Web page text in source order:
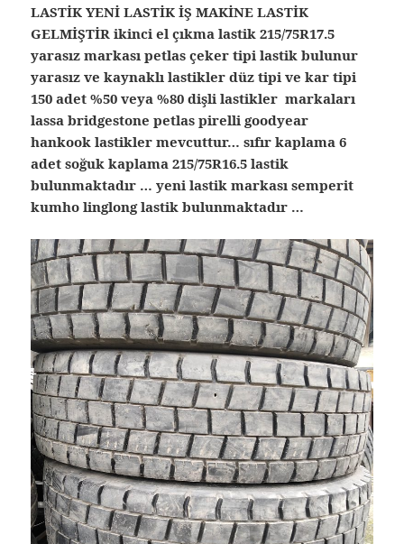
LASTİK YENİ LASTİK İŞ MAKİNE LASTİK
GELMİŞTİR ikinci el çıkma lastik 215/75R17.5
yarasız markası petlas çeker tipi lastik bulunur
yarasız ve kaynaklı lastikler düz tipi ve kar tipi
150 adet %50 veya %80 dişli lastikler markaları
lassa bridgestone petlas pirelli goodyear
hankook lastikler mevcuttur… sıfır kaplama 6
adet soğuk kaplama 215/75R16.5 lastik
bulunmaktadır … yeni lastik markası semperit
kumho linglong lastik bulunmaktadır …